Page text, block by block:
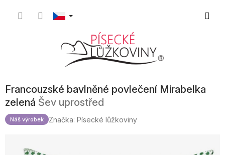
Francouzské bavlněné povlečení Mirabelka
zelená Šev uprostřed
Náš výrobek Značka: Písecké lůžkoviny